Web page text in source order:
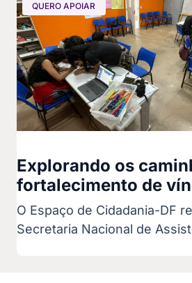
QUERO APOIAR
Explorando os
fortalecimento de
O Espaço de Cidadania-DF
Secretaria Nacional de